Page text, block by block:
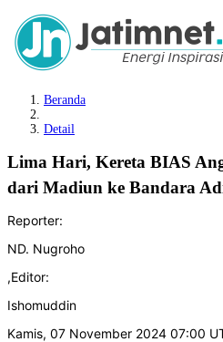
Beranda
Detail
Lima Hari, Kereta BIAS
dari Madiun ke Bandara
Reporter:
ND. Nugroho
,Editor:
Ishomuddin
Kamis, 07 November 2024 07:00